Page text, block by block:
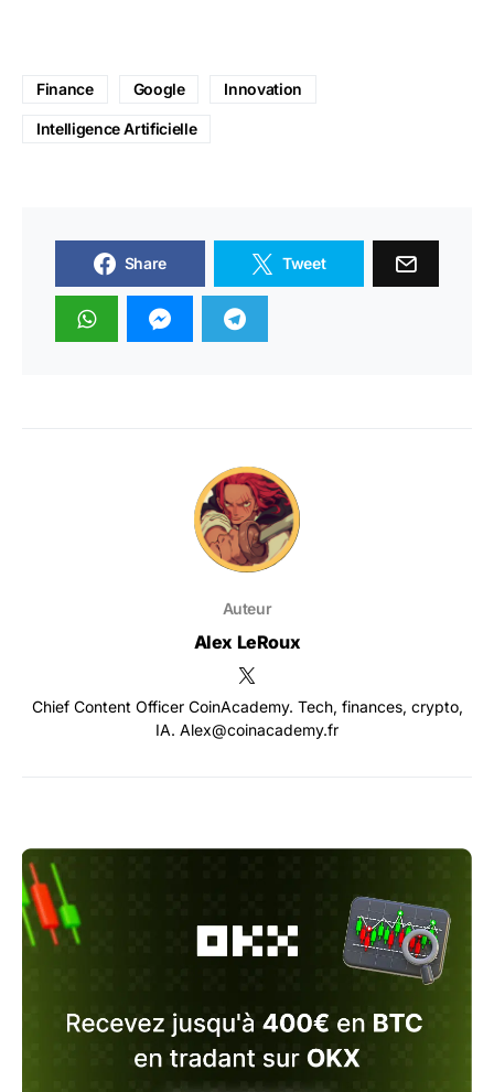
Finance Google Innovation
Intelligence Artificielle
Share Tweet
Auteur
Alex LeRoux
Chief Content Officer CoinAcademy. Tech, finances, crypto,
IA. Alex@coinacademy.fr